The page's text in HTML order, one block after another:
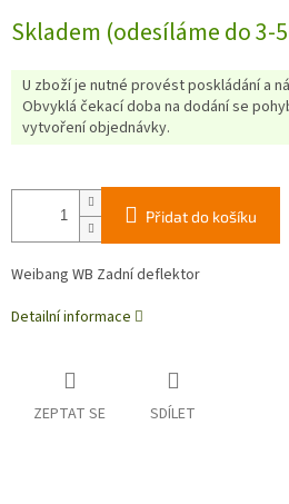
cena:
Skladem (odesíláme do 3-
U zboží je nutné provést poskládání a
Obvyklá čekací doba na dodání se
vytvoření objednávky.
Přidat do košíku
Weibang WB Zadní deflektor
Detailní informace
ZEPTAT SE SDÍLET